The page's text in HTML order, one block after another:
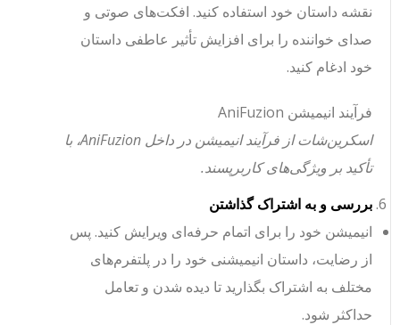
نقشه داستان خود استفاده کنید. افکت‌های صوتی و
صدای خواننده را برای افزایش تأثیر عاطفی داستان
خود ادغام کنید.
فرآیند انیمیشن AniFuzion
اسکرین‌شات از فرآیند انیمیشن در داخل AniFuzion، با
تأکید بر ویژگی‌های کاربرپسند.
بررسی و به اشتراک گذاشتن
انیمیشن خود را برای اتمام حرفه‌ای ویرایش کنید. پس
از رضایت، داستان انیمیشنی خود را در پلتفرم‌های
مختلف به اشتراک بگذارید تا دیده شدن و تعامل
حداکثر شود.